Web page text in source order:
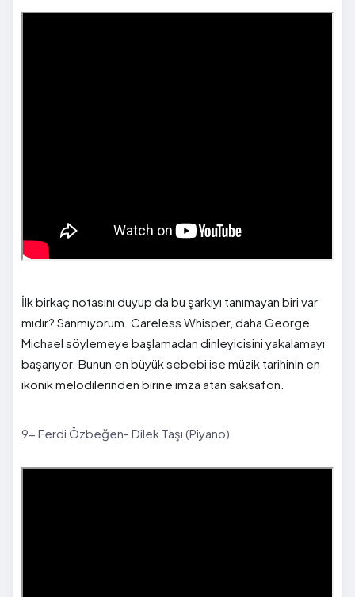
İlk birkaç notasını duyup da bu şarkıyı tanımayan biri var
mıdır? Sanmıyorum. Careless Whisper, daha George
Michael söylemeye başlamadan dinleyicisini yakalamayı
başarıyor. Bunun en büyük sebebi ise müzik tarihinin en
ikonik melodilerinden birine imza atan saksafon.
9- Ferdi Özbeğen- Dilek Taşı (Piyano)